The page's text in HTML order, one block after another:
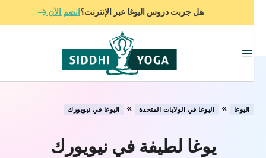
هل جربت دروس اليوغا عبر الإنترنت؟انضم الآن
اليوغا » اليوغا في الولايات المتحدة » اليوغا في نيويورك
يوغا لطيفة في نيويورك